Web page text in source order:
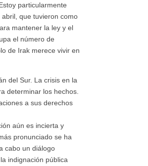
particularmente
que tuvieron como
mantener la ley y el
el número de
de Irak merece vivir en
del Sur. La crisis en la
determinar los hechos.
a sus derechos
aún es incierta y
pronunciado se ha
cabo un diálogo
indignación pública